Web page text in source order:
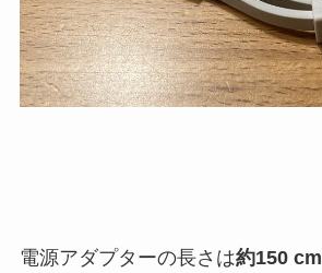
電源アダプターの長さは約150 cm